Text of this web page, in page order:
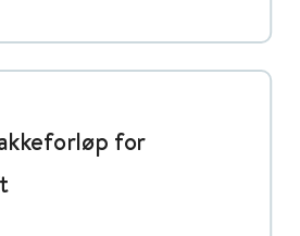
for